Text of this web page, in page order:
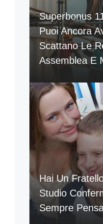
Superbonus
Puoi Ancora
Scattano Le
Assemblea E
Hai Un
Studio
Sempre